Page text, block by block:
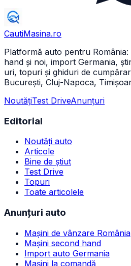
CautiMasina.ro
Platformă auto pentru
hand și noi, import Germania,
uri, topuri și ghiduri de
București, Cluj-Napoca,
NoutățiTest DriveAnunțuri
Editorial
Noutăți auto
Articole
Bine de știut
Test Drive
Topuri
Toate articolele
Anunțuri auto
Mașini de vânzare România
Mașini second hand
Import auto Germania
Mașini la comandă